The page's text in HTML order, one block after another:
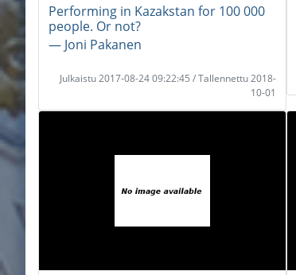
Performing in Kazakstan for 100 000
people. Or not?
― Joni Pakanen
Julkaistu 2017-08-24 09:22:45 / Tallennettu 2018-
10-01